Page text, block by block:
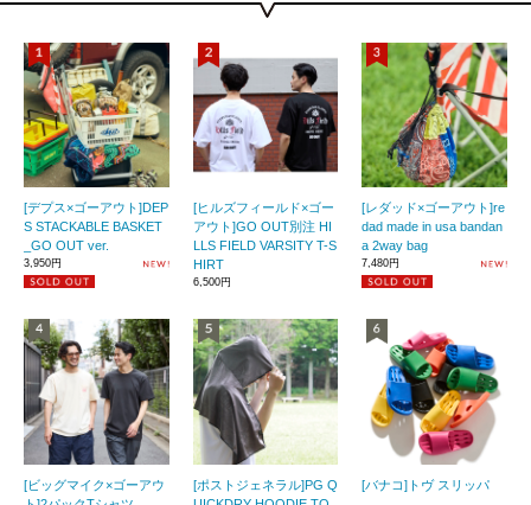
[デプス×ゴーアウト]DEP
S STACKABLE BASKET
_GO OUT ver.
3,950円
[ヒルズフィールド×ゴー
アウト]GO OUT別注 HI
LLS FIELD VARSITY T-S
HIRT
6,500円
[レダッド×ゴーアウト]re
dad made in usa bandan
a 2way bag
7,480円
[ビッグマイク×ゴーアウ
[ポストジェネラル]PG Q
[バナコ]トヴ スリッパ